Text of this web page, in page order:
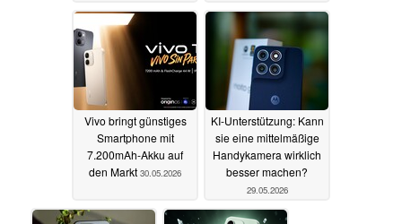
31.05.2026
Vivo bringt günstiges
Smartphone mit
7.200mAh-Akku auf
den Markt 30.05.2026
KI-Unterstützung: Kann
sie eine mittelmäßige
Handykamera wirklich
besser machen?
29.05.2026